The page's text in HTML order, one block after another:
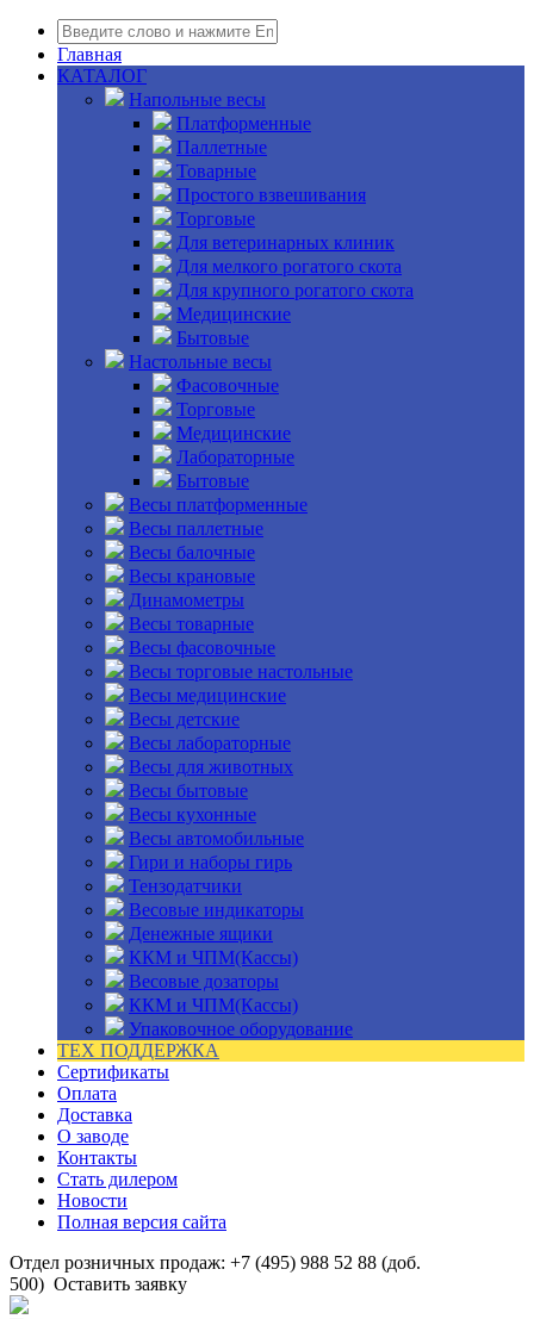
Главная
КАТАЛОГ
Напольные весы
Платформенные
Паллетные
Товарные
Простого взвешивания
Торговые
Для ветеринарных клиник
Для мелкого рогатого скота
Для крупного рогатого скота
Медицинские
Бытовые
Настольные весы
Фасовочные
Торговые
Медицинские
Лабораторные
Бытовые
Весы платформенные
Весы паллетные
Весы балочные
Весы крановые
Динамометры
Весы товарные
Весы фасовочные
Весы торговые настольные
Весы медицинские
Весы детские
Весы лабораторные
Весы для животных
Весы бытовые
Весы кухонные
Весы автомобильные
Гири и наборы гирь
Тензодатчики
Весовые индикаторы
Денежные ящики
ККМ и ЧПМ(Кассы)
Весовые дозаторы
ККМ и ЧПМ(Кассы)
Упаковочное оборудование
ТЕХ ПОДДЕРЖКА
Сертификаты
Оплата
Доставка
О заводе
Контакты
Стать дилером
Новости
Полная версия сайта
Отдел розничных продаж: +7 (495) 988 52 88 (доб.
500) Оставить заявку